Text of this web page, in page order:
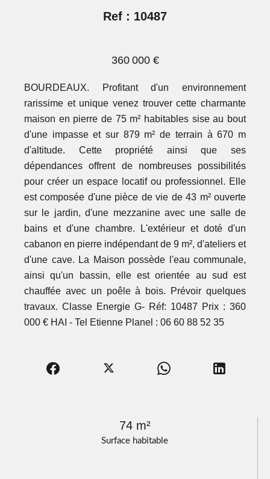
Surface habitable
74 m²
Ref : 10487
360 000 €
BOURDEAUX. Profitant d'un environnement
rarissime et unique venez trouver cette charmante
maison en pierre de 75 m² habitables sise au bout
d'une impasse et sur 879 m² de terrain à 670 m
d'altitude. Cette propriété ainsi que ses
dépendances offrent de nombreuses possibilités
pour créer un espace locatif ou professionnel. Elle
est composée d'une pièce de vie de 43 m² ouverte
sur le jardin, d'une mezzanine avec une salle de
bains et d'une chambre. L'extérieur et doté d'un
cabanon en pierre indépendant de 9 m², d'ateliers et
d'une cave. La Maison possède l'eau communale,
ainsi qu'un bassin, elle est orientée au sud est
chauffée avec un poêle à bois. Prévoir quelques
travaux. Classe Energie G- Réf: 10487 Prix : 360
000 € HAI - Tel Etienne Planel : 06 60 88 52 35